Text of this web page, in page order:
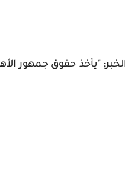
"يأخذ حقوق جمهور